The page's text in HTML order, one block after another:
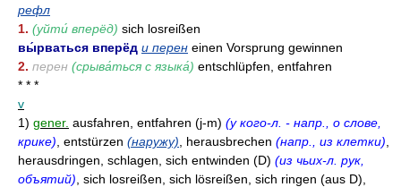
рефл
1. (уйти́ вперëд) sich losreißen
вы́рваться вперёд и перен einen Vorsprung gewinnen
2. перен (срыва́ться с языка́) entschlüpfen, entfahren
* * *
v
1) gener. ausfahren, entfahren (j-m) (у кого-л. - напр., о слове,
крике), entstürzen (наружу), herausbrechen (напр., из клетки),
herausdringen, schlagen, sich entwinden (D) (из чьих-л. рук,
объятий), sich losreißen, sich lösreißen, sich ringen (aus D),